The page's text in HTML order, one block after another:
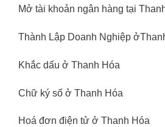
Mở tài khoản ngân hàng tại
Thành Lập Doanh Nghiệp
Khắc dấu ở Thanh Hóa
Chữ ký số ở Thanh Hóa
Hoá đơn điện tử ở Thanh Hóa